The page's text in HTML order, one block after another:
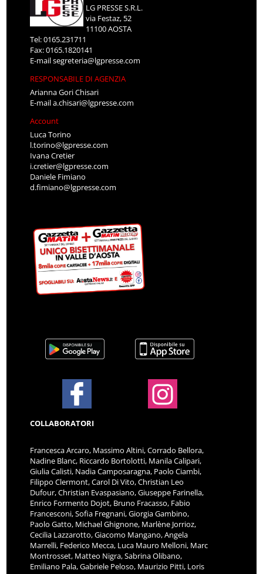
LG PRESSE S.R.L.
via Festaz, 52
11100 AOSTA
Tel: 0165.231711
Fax: 0165.1820141
E-mailsegreteria@lgpresse.com
RESPONSABILE DI AGENZIA
Arianna Gori Chisari
E-maila.chisari@lgpresse.com
Account
Luca Torino
l.torino@lgpresse.com
Ivana Cretier
i.cretier@lgpresse.com
Daniele Fimiano
d.fimiano@lgpresse.com
COLLABORATORI
Francesca Arcaro, Massimo Altini, Corrado Bellora,
Nadine Blanc, Riccardo Bortolotti, Manila Calipari,
Giulia Calisti, Nadia Camposaragna, Paolo Ciambi,
Filippo Clermont, Carol Di Vito, Christian Leo
Dufour, Christian Evaspasiano, Giuseppe Farinella,
Enrico Formento Dojot, Bruno Fracasso, Fabio
Francesconi, Sofia Fregnani, Giorgia Gambino,
Paolo Gatto, Michael Ghignone, Marlène Jorrioz,
Cecilia Lazzarotto, Giacomo Mangano, Angela
Marrelli, Federico Mecca, Luca Mauro Melloni, Marc
Montrosset, Matteo Nigra, Sabrina Olibano,
Emiliano Pala, Gabriele Peloso, Maurizio Pitti, Loris